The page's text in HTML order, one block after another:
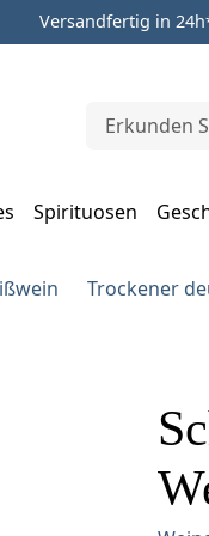
Versandfertig in 24h
Spirituosen
Trockener